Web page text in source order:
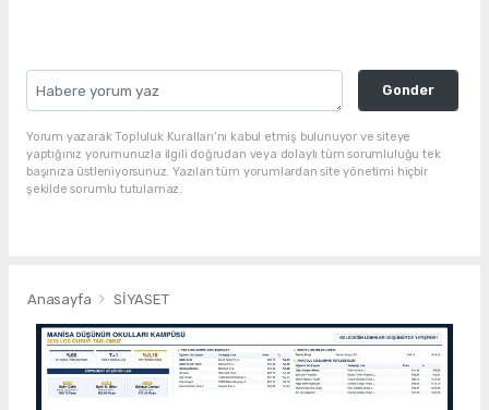
Gonder
Yorum yazarak Topluluk Kuralları’nı kabul etmiş bulunuyor ve siteye
yaptığınız yorumunuzla ilgili doğrudan veya dolaylı tüm sorumluluğu tek
başınıza üstleniyorsunuz. Yazılan tüm yorumlardan site yönetimi hiçbir
şekilde sorumlu tutulamaz.
Anasayfa SİYASET